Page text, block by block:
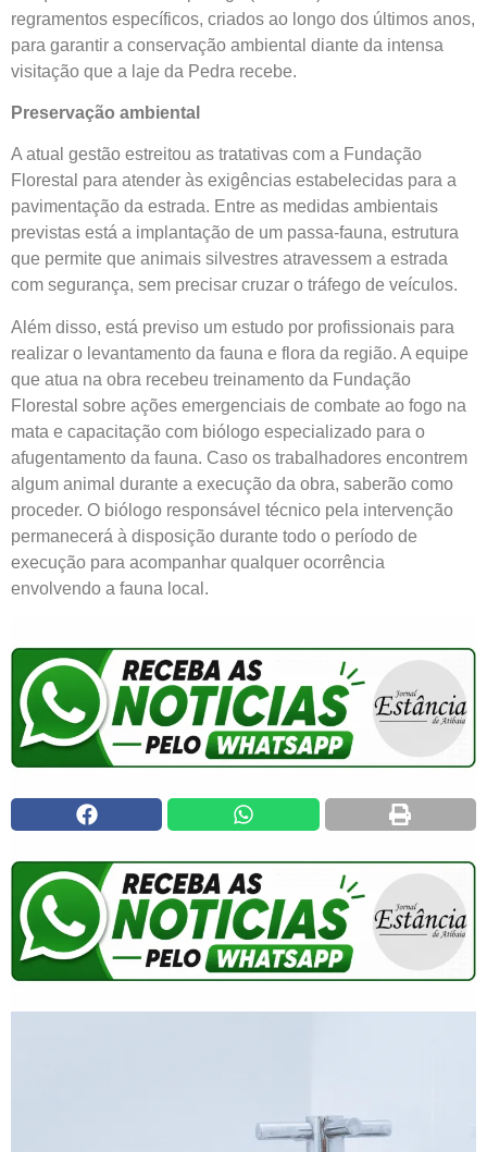
regramentos específicos, criados ao longo dos últimos anos,
para garantir a conservação ambiental diante da intensa
visitação que a laje da Pedra recebe.
Preservação ambiental
A atual gestão estreitou as tratativas com a Fundação
Florestal para atender às exigências estabelecidas para a
pavimentação da estrada. Entre as medidas ambientais
previstas está a implantação de um passa-fauna, estrutura
que permite que animais silvestres atravessem a estrada
com segurança, sem precisar cruzar o tráfego de veículos.
Além disso, está previso um estudo por profissionais para
realizar o levantamento da fauna e flora da região. A equipe
que atua na obra recebeu treinamento da Fundação
Florestal sobre ações emergenciais de combate ao fogo na
mata e capacitação com biólogo especializado para o
afugentamento da fauna. Caso os trabalhadores encontrem
algum animal durante a execução da obra, saberão como
proceder. O biólogo responsável técnico pela intervenção
permanecerá à disposição durante todo o período de
execução para acompanhar qualquer ocorrência
envolvendo a fauna local.